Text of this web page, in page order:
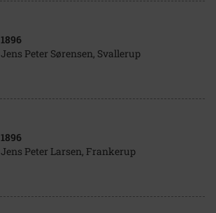
1896
Jens Peter Sørensen, Svallerup
1896
Jens Peter Larsen, Frankerup